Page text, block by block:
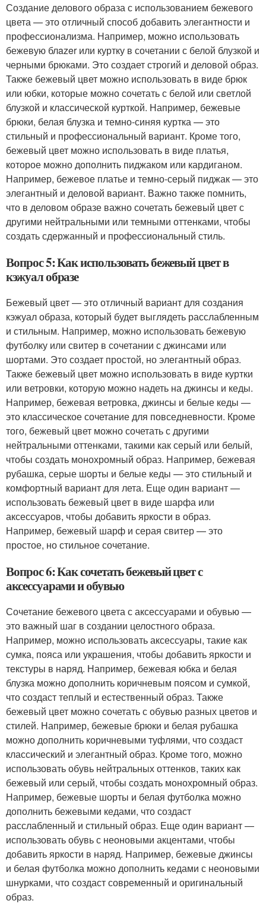
Создание делового образа с использованием бежевого
цвета — это отличный способ добавить элегантности и
профессионализма. Например, можно использовать
бежевую блazer или куртку в сочетании с белой блузкой и
черными брюками. Это создает строгий и деловой образ.
Также бежевый цвет можно использовать в виде брюк
или юбки, которые можно сочетать с белой или светлой
блузкой и классической курткой. Например, бежевые
брюки, белая блузка и темно-синяя куртка — это
стильный и профессиональный вариант. Кроме того,
бежевый цвет можно использовать в виде платья,
которое можно дополнить пиджаком или кардиганом.
Например, бежевое платье и темно-серый пиджак — это
элегантный и деловой вариант. Важно также помнить,
что в деловом образе важно сочетать бежевый цвет с
другими нейтральными или темными оттенками, чтобы
создать сдержанный и профессиональный стиль.
Вопрос 5: Как использовать бежевый цвет в
кэжуал образе
Бежевый цвет — это отличный вариант для создания
кэжуал образа, который будет выглядеть расслабленным
и стильным. Например, можно использовать бежевую
футболку или свитер в сочетании с джинсами или
шортами. Это создает простой, но элегантный образ.
Также бежевый цвет можно использовать в виде куртки
или ветровки, которую можно надеть на джинсы и кеды.
Например, бежевая ветровка, джинсы и белые кеды —
это классическое сочетание для повседневности. Кроме
того, бежевый цвет можно сочетать с другими
нейтральными оттенками, такими как серый или белый,
чтобы создать монохромный образ. Например, бежевая
рубашка, серые шорты и белые кеды — это стильный и
комфортный вариант для лета. Еще один вариант —
использовать бежевый цвет в виде шарфа или
аксессуаров, чтобы добавить яркости в образ.
Например, бежевый шарф и серая свитер — это
простое, но стильное сочетание.
Вопрос 6: Как сочетать бежевый цвет с
аксессуарами и обувью
Сочетание бежевого цвета с аксессуарами и обувью —
это важный шаг в создании целостного образа.
Например, можно использовать аксессуары, такие как
сумка, пояса или украшения, чтобы добавить яркости и
текстуры в наряд. Например, бежевая юбка и белая
блузка можно дополнить коричневым поясом и сумкой,
что создаст теплый и естественный образ. Также
бежевый цвет можно сочетать с обувью разных цветов и
стилей. Например, бежевые брюки и белая рубашка
можно дополнить коричневыми туфлями, что создаст
классический и элегантный образ. Кроме того, можно
использовать обувь нейтральных оттенков, таких как
бежевый или серый, чтобы создать монохромный образ.
Например, бежевые шорты и белая футболка можно
дополнить бежевыми кедами, что создаст
расслабленный и стильный образ. Еще один вариант —
использовать обувь с неоновыми акцентами, чтобы
добавить яркости в наряд. Например, бежевые джинсы
и белая футболка можно дополнить кедами с неоновыми
шнурками, что создаст современный и оригинальный
образ.